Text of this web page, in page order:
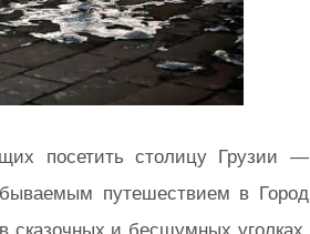
посетить столицу Грузии —
путешествием в Город
сказочных и бесшумных уголках,